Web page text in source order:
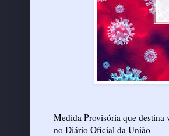
Medida Provisória que destina
no Diário Oficial da União